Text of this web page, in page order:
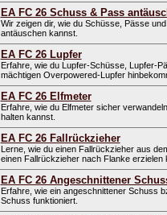
EA FC 26 Schuss & Pass
Wir zeigen dir, wie du Schüsse, Pässe
antäuschen kannst.
EA FC 26 Lupfer
Erfahre, wie du Lupfer-Schüsse, Lupfer-
mächtigen Overpowered-Lupfer
EA FC 26 Elfmeter
Erfahre, wie du Elfmeter sicher
halten kannst.
EA FC 26 Fallrückzieher
Lerne, wie du einen Fallrückzieher aus
einen Fallrückzieher nach Flanke erzielen
EA FC 26 Angeschnittener
Erfahre, wie ein angeschnittener Schuss
Schuss funktioniert.